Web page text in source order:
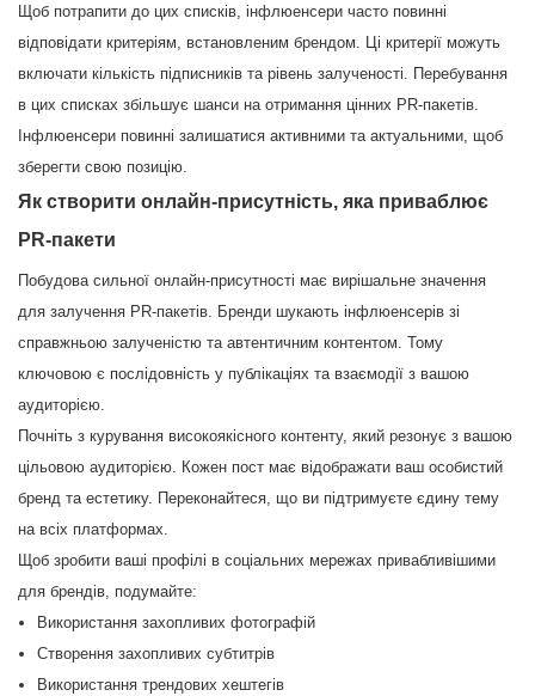
Щоб потрапити до цих списків, інфлюенсери часто повинні
відповідати критеріям, встановленим брендом. Ці критерії можуть
включати кількість підписників та рівень залученості. Перебування
в цих списках збільшує шанси на отримання цінних PR-пакетів.
Інфлюенсери повинні залишатися активними та актуальними, щоб
зберегти свою позицію.
Як створити онлайн-присутність, яка приваблює
PR-пакети
Побудова сильної онлайн-присутності має вирішальне значення
для залучення PR-пакетів. Бренди шукають інфлюенсерів зі
справжньою залученістю та автентичним контентом. Тому
ключовою є послідовність у публікаціях та взаємодії з вашою
аудиторією.
Почніть з курування високоякісного контенту, який резонує з вашою
цільовою аудиторією. Кожен пост має відображати ваш особистий
бренд та естетику. Переконайтеся, що ви підтримуєте єдину тему
на всіх платформах.
Щоб зробити ваші профілі в соціальних мережах привабливішими
для брендів, подумайте:
Використання захопливих фотографій
Створення захопливих субтитрів
Використання трендових хештегів